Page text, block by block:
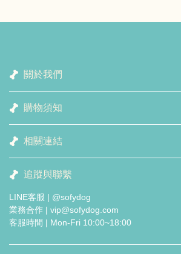
關於我們
購物須知
相關連結
追蹤與聯繫
LINE客服 | @sofydog
業務合作 | vip@sofydog.com
客服時間 | Mon-Fri 10:00~18:00